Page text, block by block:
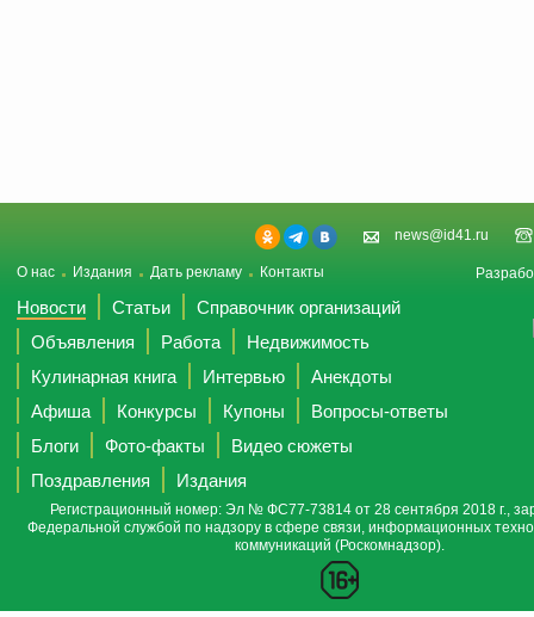
news@id41.ru
О нас Издания Дать рекламу Контакты
Новости Статьи
Справочник организаций
Объявления
Работа
Недвижимость
Кулинарная книга
Интервью
Анекдоты
Афиша
Конкурсы Купоны
Вопросы-ответы
Блоги
Фото-факты
Видео сюжеты
Поздравления
Издания
Регистрационный номер: Эл № ФС77-73814 от 28 сентября 2018 г.,
Федеральной службой по надзору в сфере связи, информационных
коммуникаций (Роскомнадзор).